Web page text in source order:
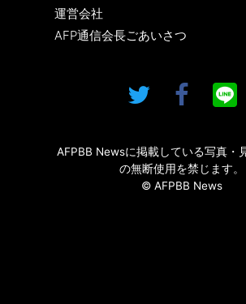
運営会社
AFP通信会長ごあいさつ
AFPBB Newsに掲載している写真・
の無断使用を禁じます。
© AFPBB News